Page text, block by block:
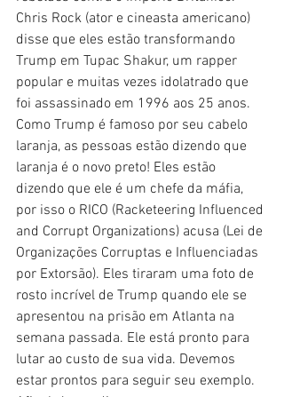
Chris Rock (ator e cineasta americano)
disse que eles estão transformando
Trump em Tupac Shakur, um rapper
popular e muitas vezes idolatrado que
foi assassinado em 1996 aos 25 anos.
Como Trump é famoso por seu cabelo
laranja, as pessoas estão dizendo que
laranja é o novo preto! Eles estão
dizendo que ele é um chefe da máfia,
por isso o RICO (Racketeering Influenced
and Corrupt Organizations) acusa (Lei de
Organizações Corruptas e Influenciadas
por Extorsão). Eles tiraram uma foto de
rosto incrível de Trump quando ele se
apresentou na prisão em Atlanta na
semana passada. Ele está pronto para
lutar ao custo de sua vida. Devemos
estar prontos para seguir seu exemplo.